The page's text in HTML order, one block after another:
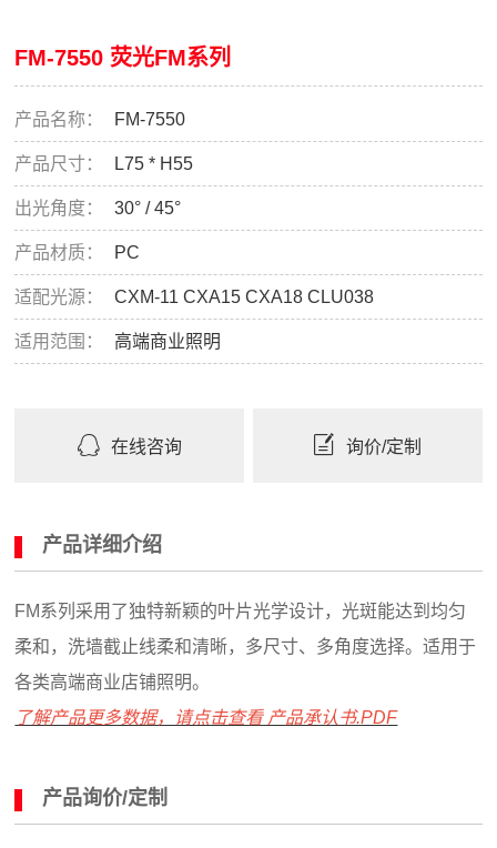
FM-7550 荧光FM系列
产品名称： FM-7550
产品尺寸： L75 * H55
出光角度： 30° / 45°
产品材质： PC
适配光源： CXM-11 CXA15 CXA18 CLU038
适用范围： 高端商业照明
在线咨询 询价/定制
产品详细介绍
FM系列采用了独特新颖的叶片光学设计，光斑能达到均匀
柔和，洗墙截止线柔和清晰，多尺寸、多角度选择。适用于
各类高端商业店铺照明。
了解产品更多数据，请点击查看 产品承认书.PDF
产品询价/定制